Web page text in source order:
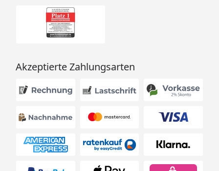
Montageanleitung
Akzeptierte Zahlungsarten